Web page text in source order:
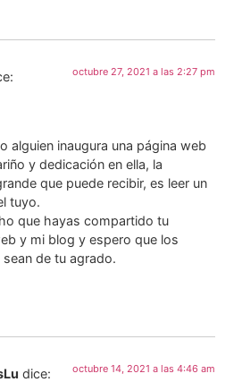
octubre 27, 2021 a las 2:27 pm
alguien inaugura una página web
y dedicación en ella, la
que puede recibir, es leer un
tuyo.
que hayas compartido tu
y mi blog y espero que los
de tu agrado.
dice: octubre 14, 2021 a las 4:46 am